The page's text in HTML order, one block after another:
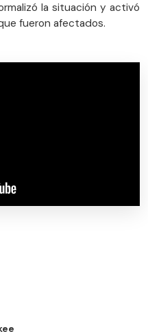
la situación y activó
fueron afectados.